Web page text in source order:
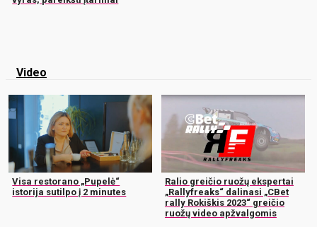
Video
Visa restorano „Pupelė“
istorija sutilpo į 2 minutes
Ralio greičio ruožų ekspertai
„Rallyfreaks“ dalinasi „CBet
rally Rokiškis 2023“ greičio
ruožų video apžvalgomis